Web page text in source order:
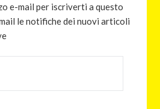
e-mail per iscriverti a questo
le notifiche dei nuovi articoli